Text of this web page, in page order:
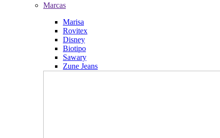
Marcas
Marisa
Rovitex
Disney
Biotipo
Sawary
Zune Jeans